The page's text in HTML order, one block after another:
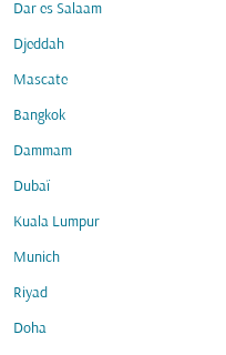
Dar es Salaam
Djeddah
Mascate
Bangkok
Dammam
Dubaï
Kuala Lumpur
Munich
Riyad
Doha